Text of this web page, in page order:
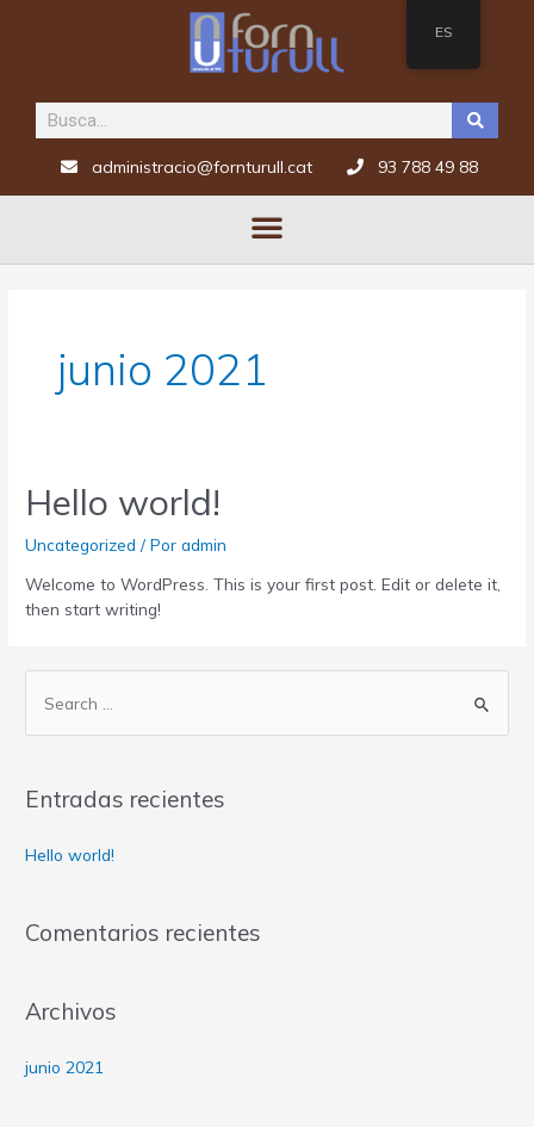
administracio@fornturull.cat 93 788 49 88
junio 2021
Hello world!
Uncategorized / Poradmin
Welcome to WordPress. This is your first post. Edit or delete it,
then start writing!
Entradas recientes
Hello world!
Comentarios recientes
Archivos
junio 2021
ES